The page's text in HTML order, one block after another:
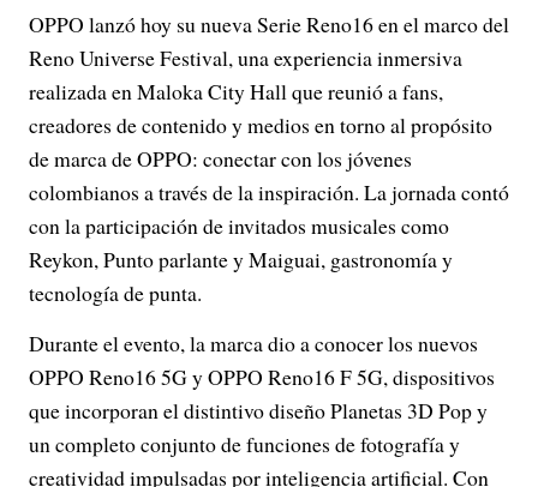
OPPO lanzó hoy su nueva Serie Reno16 en el marco del
Reno Universe Festival, una experiencia inmersiva
realizada en Maloka City Hall que reunió a fans,
creadores de contenido y medios en torno al propósito
de marca de OPPO: conectar con los jóvenes
colombianos a través de la inspiración. La jornada contó
con la participación de invitados musicales como
Reykon, Punto parlante y Maiguai, gastronomía y
tecnología de punta.
Durante el evento, la marca dio a conocer los nuevos
OPPO Reno16 5G y OPPO Reno16 F 5G, dispositivos
que incorporan el distintivo diseño Planetas 3D Pop y
un completo conjunto de funciones de fotografía y
creatividad impulsadas por inteligencia artificial. Con